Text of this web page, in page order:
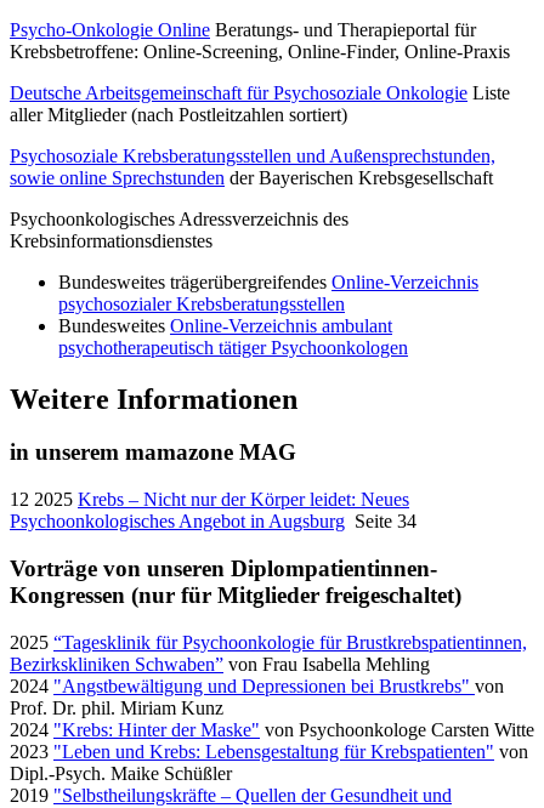
Psycho-Onkologie Online Beratungs- und Therapieportal für
Krebsbetroffene: Online-Screening, Online-Finder, Online-Praxis
Deutsche Arbeitsgemeinschaft für Psychosoziale Onkologie Liste
aller Mitglieder (nach Postleitzahlen sortiert)
Psychosoziale Krebsberatungsstellen und Außensprechstunden,
sowie online Sprechstunden der Bayerischen Krebsgesellschaft
Psychoonkologisches Adressverzeichnis des
Krebsinformationsdienstes
Bundesweites trägerübergreifendes Online-Verzeichnis
psychosozialer Krebsberatungsstellen
Bundesweites Online-Verzeichnis ambulant
psychotherapeutisch tätiger Psychoonkologen
Weitere Informationen
in unserem mamazone MAG
12 2025 Krebs – Nicht nur der Körper leidet: Neues
Psychoonkologisches Angebot in Augsburg Seite 34
Vorträge von unseren Diplompatientinnen-
Kongressen (nur für Mitglieder freigeschaltet)
2025 “Tagesklinik für Psychoonkologie für Brustkrebspatientinnen,
Bezirkskliniken Schwaben” von Frau Isabella Mehling
2024 "Angstbewältigung und Depressionen bei Brustkrebs" von
Prof. Dr. phil. Miriam Kunz
2024 "Krebs: Hinter der Maske" von Psychoonkologe Carsten Witte
2023 "Leben und Krebs: Lebensgestaltung für Krebspatienten" von
Dipl.-Psych. Maike Schüßler
2019 "Selbstheilungskräfte – Quellen der Gesundheit und